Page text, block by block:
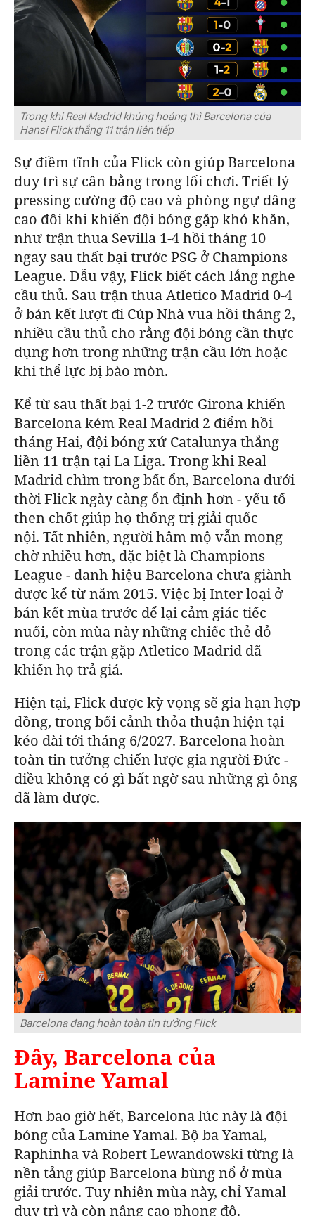
Trong khi Real Madrid khủng hoảng thì Barcelona của
Hansi Flick thắng 11 trận liên tiếp
Sự điềm tĩnh của Flick còn giúpBarcelona
duy trì sự cân bằng trong lối chơi. Triết lý
pressing cường độ cao và phòng ngự dâng
cao đôi khi khiến đội bóng gặp khó khăn,
như trận thua Sevilla 1-4 hồi tháng 10
ngay sau thất bại trước PSG ở Champions
League. Dẫu vậy, Flick biết cách lắng nghe
cầu thủ. Sau trận thua Atletico Madrid 0-4
ở bán kết lượt đi Cúp Nhà vua hồi tháng 2,
nhiều cầu thủ cho rằng đội bóng cần thực
dụng hơn trong những trận cầu lớn hoặc
khi thể lực bị bào mòn.
Kể từ sau thất bại 1-2 trước Girona khiến
Barcelonakém Real Madrid 2 điểm hồi
tháng Hai, đội bóng xứ Catalunya thắng
liền 11 trận tại La Liga. Trong khi Real
Madrid chìm trong bất ổn, Barcelona dưới
thời Flick ngày càng ổn định hơn - yếu tố
then chốt giúp họ thống trị giải quốc
nội. Tất nhiên, người hâm mộ vẫn mong
chờ nhiều hơn, đặc biệt là Champions
League - danh hiệuBarcelona chưa giành
được kể từ năm 2015. Việc bị Inter loại ở
bán kết mùa trước để lại cảm giác tiếc
nuối, còn mùa này những chiếc thẻ đỏ
trong các trận gặp Atletico Madrid đã
khiến họ trả giá.
Hiện tại, Flick được kỳ vọng sẽ gia hạn hợp
đồng, trong bối cảnh thỏa thuận hiện tại
kéo dài tới tháng 6/2027. Barcelonahoàn
toàn tin tưởng chiến lược gia người Đức -
điều không có gì bất ngờ sau những gì ông
đã làm được.
Barcelona đang hoàn toàn tin tưởng Flick
Đây, Barcelona của
Lamine Yamal
Hơn bao giờ hết, Barcelona lúc này là đội
bóng của Lamine Yamal. Bộ ba Yamal,
Raphinha và Robert Lewandowski từng là
nền tảng giúpBarcelonabùng nổ ở mùa
giải trước. Tuy nhiên mùa này, chỉ Yamal
duy trì và còn nâng cao phong độ.